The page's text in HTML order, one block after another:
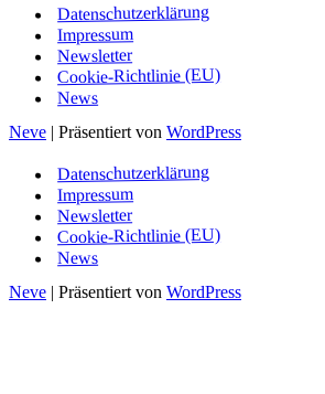
Datenschutzerklärung
Impressum
Newsletter
Cookie-Richtlinie (EU)
News
Neve | Präsentiert von WordPress
Datenschutzerklärung
Impressum
Newsletter
Cookie-Richtlinie (EU)
News
Neve | Präsentiert von WordPress